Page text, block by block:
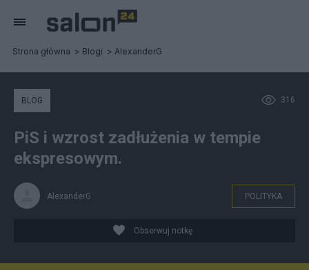
Strona główna Blogi AlexanderG
316
BLOG
PiS i wzrost zadłużenia w tempie
ekspresowym.
AlexanderG POLITYKA
Obserwuj notkę